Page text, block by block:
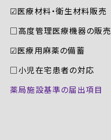
☑︎医療材料・衛生材料販売
□高度管理医療機器の販売
☑︎医療用麻薬の備蓄
□小児在宅患者の対応
薬局施設基準の届出項目